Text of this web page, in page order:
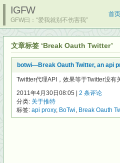
IGFW
GFW曰：“爱我就别不伤害我”
首页
文章标签 ‘Break Oauth Twitter’
botwi—Break Oauth Twitter, an api
Twittter代理API，效果等于Twitter没
2011年4月30日08:05 | 2 条评论
分类: 关于推特
标签: api proxy, BoTwi, Break Oauth